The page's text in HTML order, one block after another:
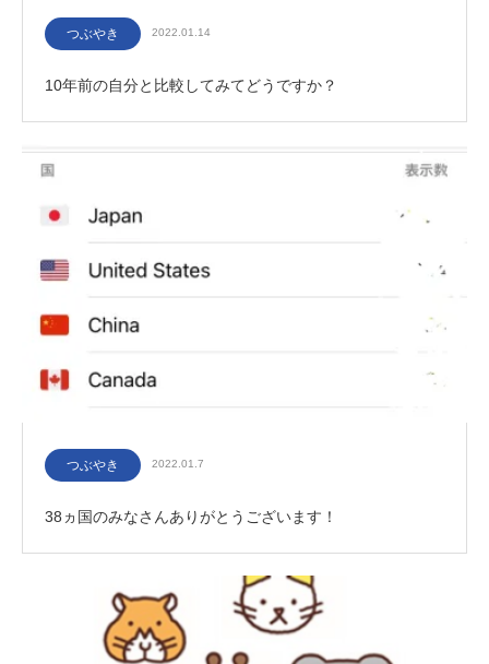
つぶやき 2022.01.14
10年前の自分と比較してみてどうですか？
つぶやき 2022.01.7
38ヵ国のみなさんありがとうございます！